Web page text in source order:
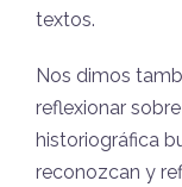
textos.
Nos dimos
reflexionar
historiográfica
reconozcan y